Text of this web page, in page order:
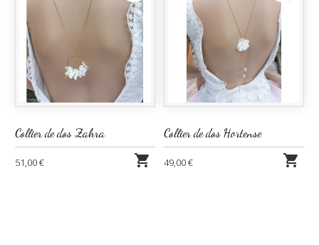
Collier de dos Zahra
51,00 € 
Collier de dos Hortense
49,00 € 